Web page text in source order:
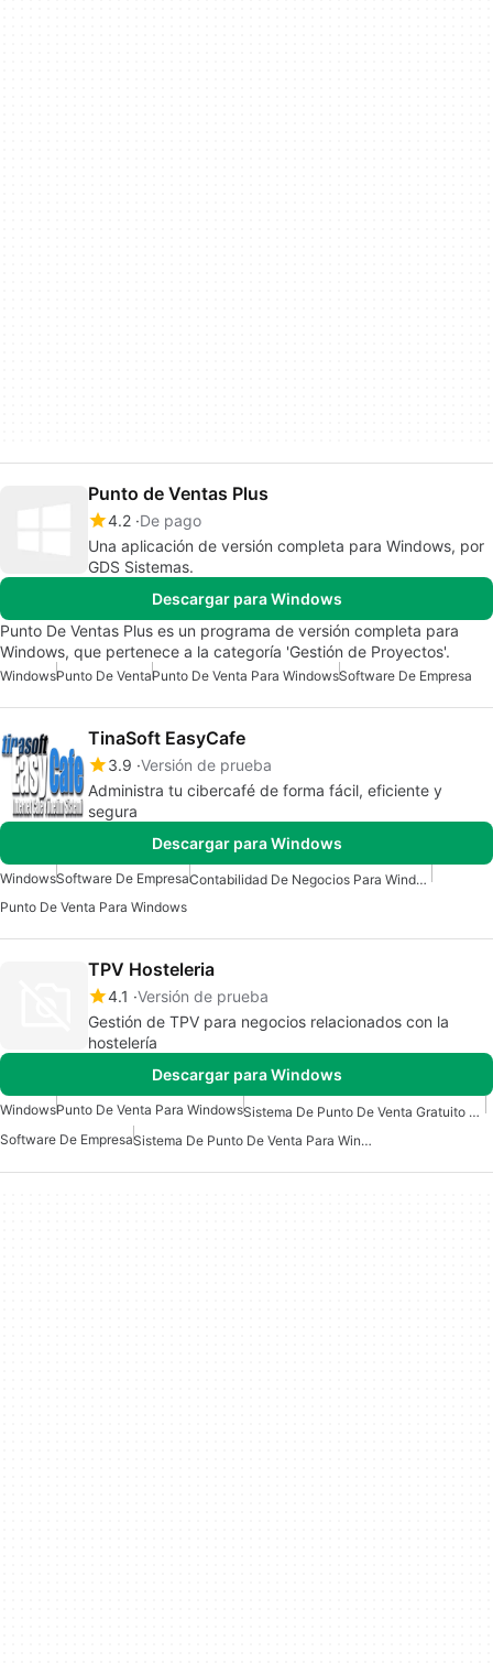
Punto de Ventas Plus
4.2 De pago
Una aplicación de versión completa para Windows, por
GDS Sistemas.
Descargar para Windows
Punto De Ventas Plus es un programa de versión completa para
Windows, que pertenece a la categoría 'Gestión de Proyectos'.
WindowsPunto De VentaPunto De Venta Para WindowsSoftware De Empresa
TinaSoft EasyCafe
3.9 Versión de prueba
Administra tu cibercafé de forma fácil, eficiente y
segura
Descargar para Windows
WindowsSoftware De Empresa
Contabilidad De Negocios Para Windows
Punto De Venta Para Windows
TPV Hosteleria
4.1 Versión de prueba
Gestión de TPV para negocios relacionados con la
hostelería
Descargar para Windows
WindowsPunto De Venta Para Windows
Sistema De Punto De Venta Gratuito Para Windows
Software De Empresa
Sistema De Punto De Venta Para Windows